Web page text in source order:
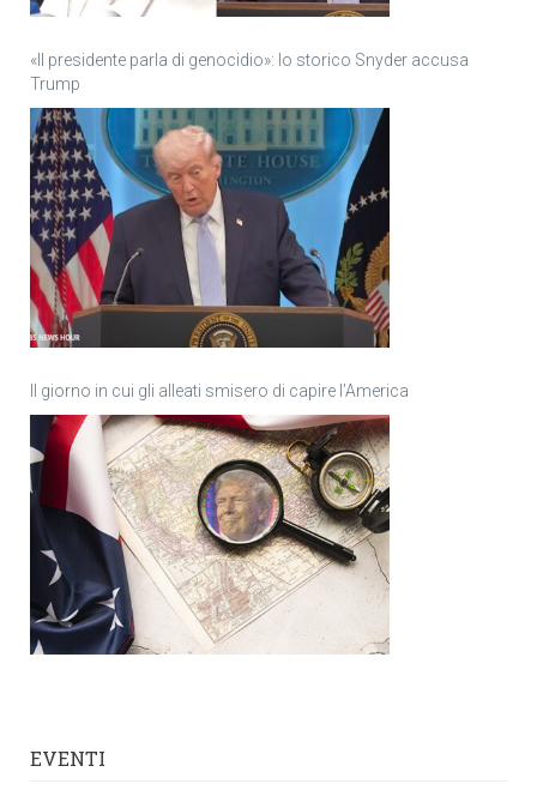
«Il presidente parla di genocidio»: lo storico Snyder accusa
Trump
Il giorno in cui gli alleati smisero di capire l’America
EVENTI